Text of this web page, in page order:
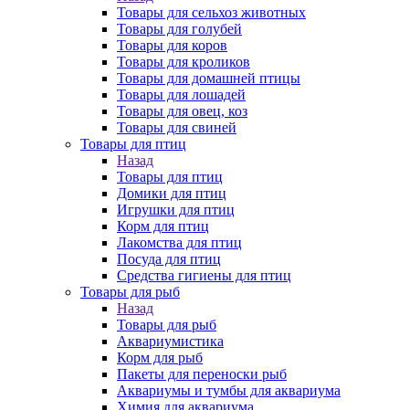
Товары для сельхоз животных
Товары для голубей
Товары для коров
Товары для кроликов
Товары для домашней птицы
Товары для лошадей
Товары для овец, коз
Товары для свиней
Товары для птиц
Назад
Товары для птиц
Домики для птиц
Игрушки для птиц
Корм для птиц
Лакомства для птиц
Посуда для птиц
Средства гигиены для птиц
Товары для рыб
Назад
Товары для рыб
Аквариумистика
Корм для рыб
Пакеты для переноски рыб
Аквариумы и тумбы для аквариума
Химия для аквариума